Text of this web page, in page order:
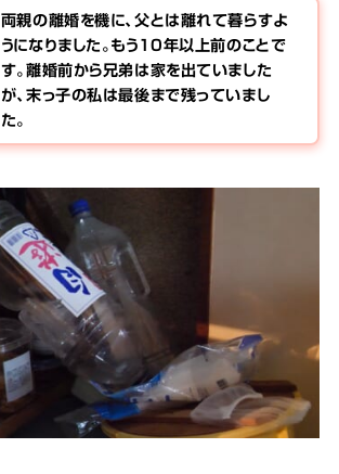
両親の離婚を機に、父とは離れて暮らすよ
うになりました。もう10年以上前のことで
す。離婚前から兄弟は家を出ていました
が、末っ子の私は最後まで残っていまし
た。